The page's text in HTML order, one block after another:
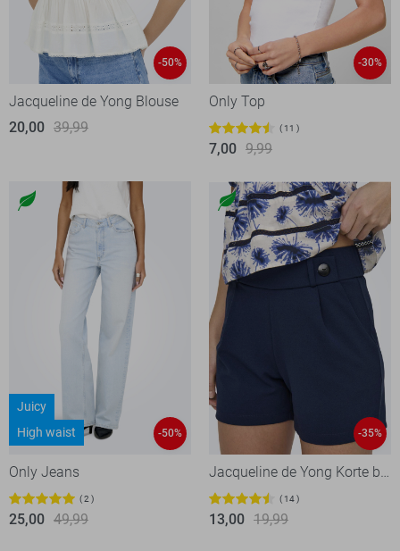
-50%
Jacqueline de Yong Blouse
20,00 39,99
-30%
Only Top
11
7,00 9,99
Juicy
High waist
-50%
Only Jeans
2
25,00 49,99
-35%
Jacqueline de Yong Korte broek
14
13,00 19,99